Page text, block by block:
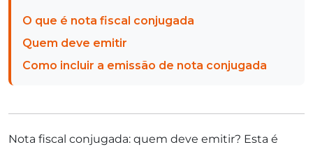
O que é nota fiscal conjugada
Quem deve emitir
Como incluir a emissão de nota conjugada
Nota fiscal conjugada: quem deve emitir? Esta é